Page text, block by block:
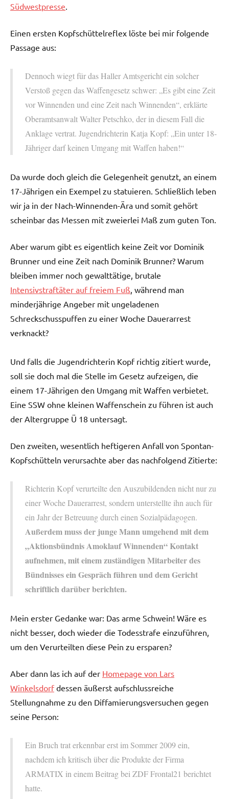
Südwestpresse
Einen ersten Kopfschüttelreflex löste bei mir folgende
Passage aus:
Dennoch wiegt für das Haller Amtsgericht ein solcher
Verstoß gegen das Waffengesetz schwer: „Es gibt eine Zeit
vor Winnenden und eine Zeit nach Winnenden“, erklärte
Oberamtsanwalt Walter Petschko, der in diesem Fall die
Anklage vertrat. Jugendrichterin Katja Kopf: „Ein unter 18-
Jähriger darf keinen Umgang mit Waffen haben!“
Da wurde doch gleich die Gelegenheit genutzt, an einem
17-Jährigen ein Exempel zu statuieren. Schließlich leben
wir ja in der Nach-Winnenden-Ära und somit gehört
scheinbar das Messen mit zweierlei Maß zum guten Ton.
Aber warum gibt es eigentlich keine Zeit vor Dominik
Brunner und eine Zeit nach Dominik Brunner? Warum
bleiben immer noch gewalttätige, brutale
Intensivstraftäter auf freiem Fuß , während man
minderjährige Angeber mit ungeladenen
Schreckschusspuffen zu einer Woche Dauerarrest
verknackt?
Und falls die Jugendrichterin Kopf richtig zitiert wurde,
soll sie doch mal die Stelle im Gesetz aufzeigen, die
einem 17-Jährigen den Umgang mit Waffen verbietet.
Eine SSW ohne kleinen Waffenschein zu führen ist auch
der Altergruppe Ü 18 untersagt.
Den zweiten, wesentlich heftigeren Anfall von Spontan-
Kopfschütteln verursachte aber das nachfolgend Zitierte:
Richterin Kopf verurteilte den Auszubildenden nicht nur zu
einer Woche Dauerarrest, sondern unterstellte ihn auch für
ein Jahr der Betreuung durch einen Sozialpädagogen.
Außerdem muss der junge Mann umgehend mit dem
„Aktionsbündnis Amoklauf Winnenden“ Kontakt
aufnehmen, mit einem zuständigen Mitarbeiter des
Bündnisses ein Gespräch führen und dem Gericht
schriftlich darüber berichten.
Mein erster Gedanke war: Das arme Schwein! Wäre es
nicht besser, doch wieder die Todesstrafe einzuführen,
um den Verurteilten diese Pein zu ersparen?
Aber dann las ich auf der Homepage von Lars
Winkelsdorfdessen äußerst aufschlussreiche
Stellungnahme zu den Diffamierungsversuchen gegen
seine Person:
Ein Bruch trat erkennbar erst im Sommer 2009 ein,
nachdem ich kritisch über die Produkte der Firma
ARMATIX in einem Beitrag bei ZDF Frontal21 berichtet
hatte.